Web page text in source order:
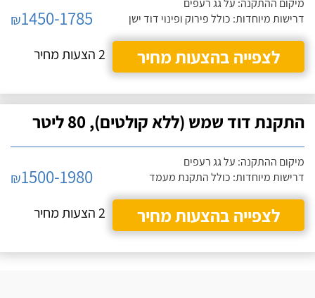
מיקום ההתקנה: על גג רעפים
דרישות מיוחדות: כולל פירוק ופינוי דוד ישן
₪1450-1785
לצפייה בהצעות מחיר
2 הצעות מחיר
התקנת דוד שמש (ללא קולטים), 80 ליטר
מיקום ההתקנה: על גג רעפים
דרישות מיוחדות: כולל התקנת מעמד
₪1500-1980
לצפייה בהצעות מחיר
2 הצעות מחיר